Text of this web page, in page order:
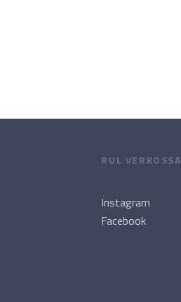
RUL VERKOSSA
Instagram
Facebook